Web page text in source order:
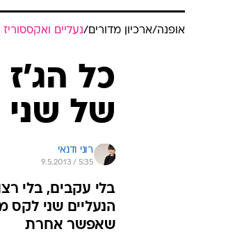
אופנה/ארכיון מדורים/נעליים ואקססוריז
כל הג'ז
של
רוני ודנאי
9.5.2013 / 5:35
הנעליים שני לקס
שאפשר אחרת